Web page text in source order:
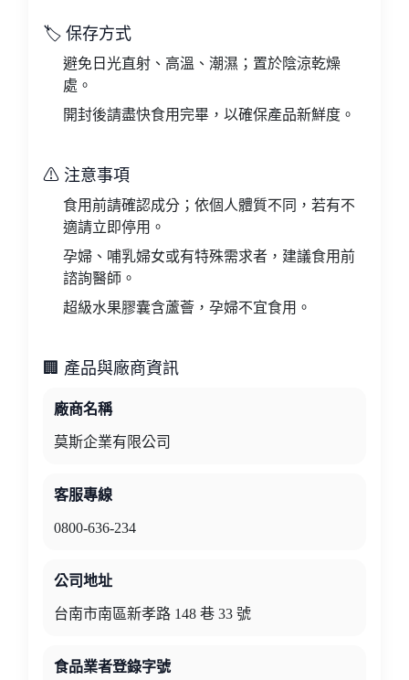
🏷 保存方式
避免日光直射、高溫、潮濕；置於陰涼乾燥
處。
開封後請盡快食用完畢，以確保產品新鮮度。
⚠ 注意事項
食用前請確認成分；依個人體質不同，若有不
適請立即停用。
孕婦、哺乳婦女或有特殊需求者，建議食用前
諮詢醫師。
超級水果膠囊含蘆薈，孕婦不宜食用。
🏢 產品與廠商資訊
廠商名稱
莫斯企業有限公司
客服專線
0800-636-234
公司地址
台南市南區新孝路 148 巷 33 號
食品業者登錄字號